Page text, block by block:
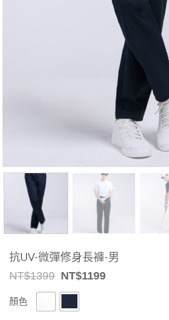
抗UV-微彈修身長褲-男
NT$1399 Original
was:
NT$1399.
NT$1199Current
顏色